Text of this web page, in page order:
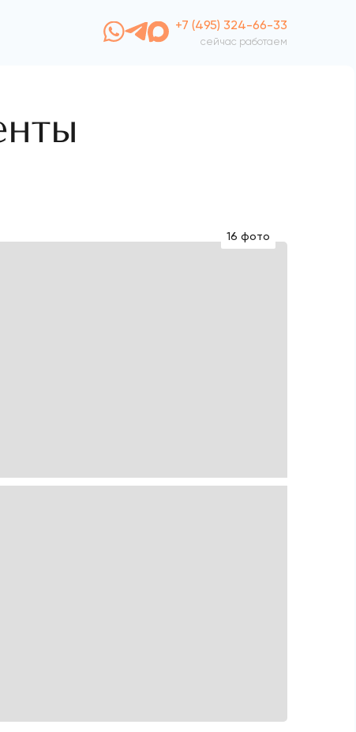
+7 (495) 324-66-33
сейчас работаем
16 фото